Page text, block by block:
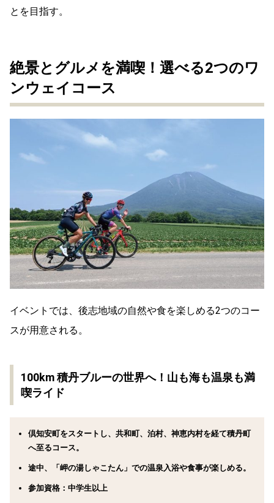
とを目指す。
絶景とグルメを満喫！選べる2つのワ
ンウェイコース
イベントでは、後志地域の自然や食を楽しめる2つのコー
スが用意される。
100km 積丹ブルーの世界へ！山も海も温泉も満
喫ライド
倶知安町をスタートし、共和町、泊村、神恵内村を経て積丹町
へ至るコース。
途中、「岬の湯しゃこたん」での温泉入浴や食事が楽しめる。
参加資格：中学生以上